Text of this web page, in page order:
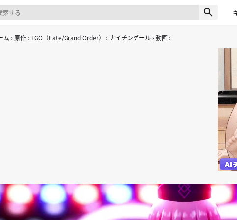
search
ム 原作 FGO（Fate/Grand Order） ナイチンゲール 動画